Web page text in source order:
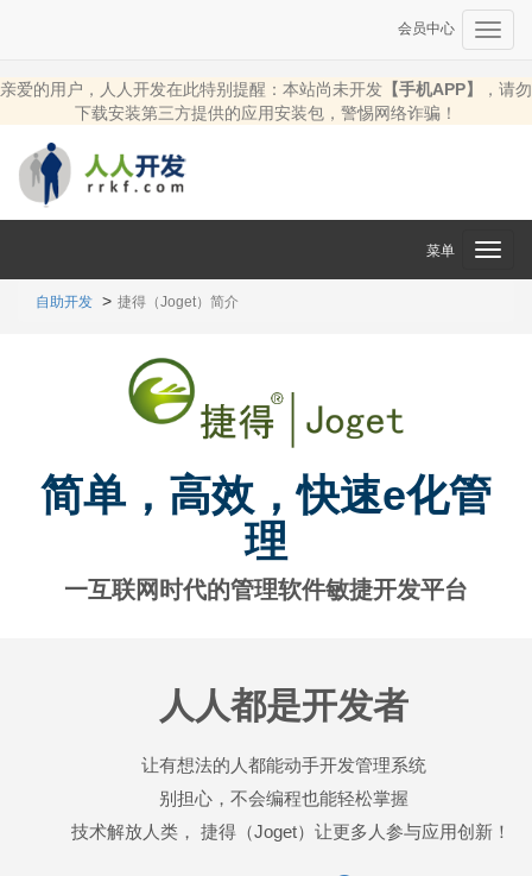
会员中心
亲爱的用户，人人开发在此特别提醒：本站尚未开发 【手机APP】
，请勿
下载安装第三方提供的应用安装包，警惕网络诈骗！
菜单
自助开发 捷得（Joget）简介
简单，高效，快速e化管
理
一互联网时代的管理软件敏捷开发平台
人人都是开发者
让有想法的人都能动手开发管理系统
别担心，不会编程也能轻松掌握
技术解放人类， 捷得（Joget）让更多人参与应用创新！